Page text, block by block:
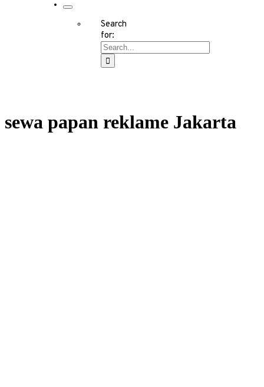
Search
for:
sewa papan reklame Jakarta